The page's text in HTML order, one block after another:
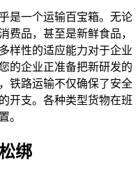
是一个运输百宝箱。无论
费品，甚至是新鲜食品，
样性的适应能力对于企业
的企业正准备把新研发的
铁路运输不仅确保了安全
开支。各种类型货物在班
。
绑